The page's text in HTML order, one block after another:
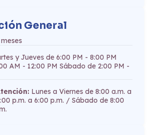
General
meses
y Jueves de 6:00 PM - 8:00 PM
AM - 12:00 PM Sábado de 2:00 PM -
Lunes a Viernes de 8:00 a.m. a
p.m. a 6:00 p.m. / Sábado de 8:00